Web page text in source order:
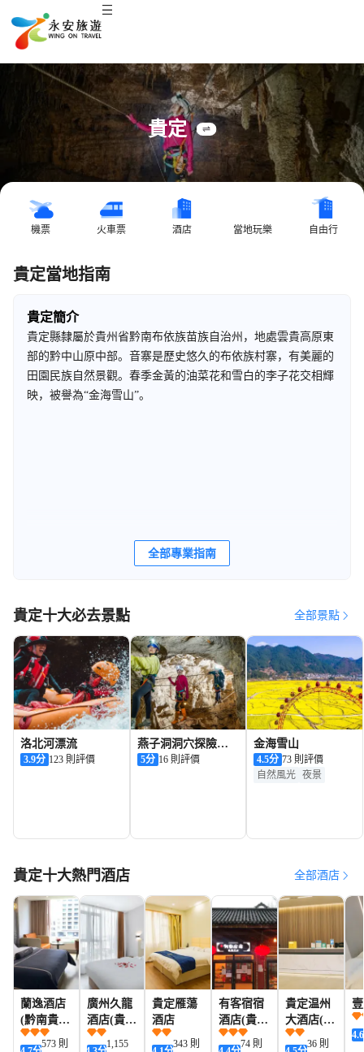
貴定
機票 火車票 酒店 當地玩樂 自由行
貴定當地指南
貴定簡介
貴定縣隸屬於貴州省黔南布依族苗族自治州，地處雲貴高原東
部的黔中山原中部。音寨是歷史悠久的布依族村寨，有美麗的
田園民族自然景觀。春季金黃的油菜花和雪白的李子花交相輝
映，被譽為“金海雪山”。
全部專業指南
貴定十大必去景點 全部景點
洛北河漂流
3.9分 123 則評價
燕子洞洞穴探險公
園
5分 16 則評價
金海雪山
4.5分 73 則評價
自然風光 夜景
貴定十大熱門酒店 全部酒店
蘭逸酒店
(黔南貴定
錦江橋店)
573 則
廣州久龍
酒店(貴定
金都廣場
1,155
貴定雁蕩
酒店
343 則
有客宿宿
酒店(貴定
音寨店)
74 則
貴定温州
大酒店(貴
定火車站
36 則
4.6